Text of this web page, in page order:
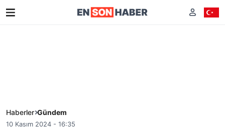
Haberler Gündem
10 Kasım 2024 - 16:35